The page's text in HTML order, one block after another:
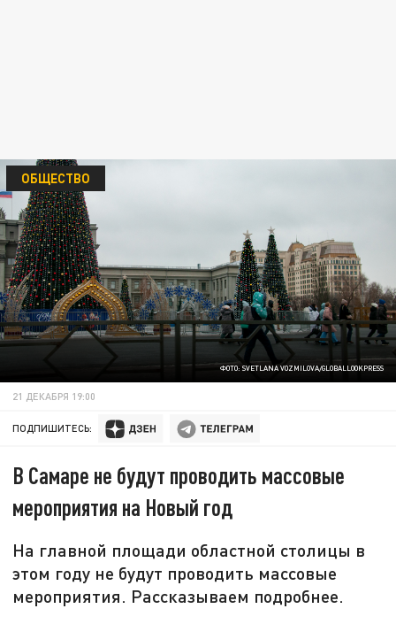
ФОТО: SVETLANA VOZMILOVA/GLOBALLOOKPRESS
ОБЩЕСТВО
21 ДЕКАБРЯ 19:00
ПОДПИШИТЕСЬ:
В Самаре не будут проводить массовые
мероприятия на Новый год
На главной площади областной столицы в
этом году не будут проводить массовые
мероприятия. Рассказываем подробнее.